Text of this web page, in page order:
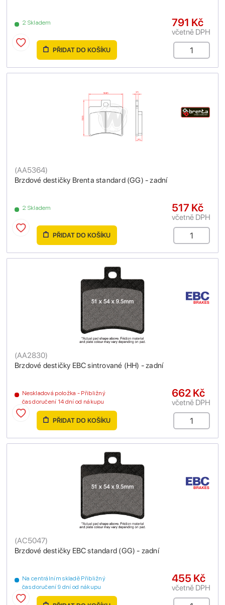
2 Skladem 791 Kč
včetně DPH
PŘIDAT DO KOŠÍKU
Brzdové destičky Brenta standard (GG) - zadní
(AA5364)
2 Skladem 517 Kč
včetně DPH
PŘIDAT DO KOŠÍKU
Brzdové destičky EBC sintrované (HH) - zadní
(AA2830)
Neskladová položka - Přibližný
čas doručení 14 dní od nákupu
662 Kč
včetně DPH
PŘIDAT DO KOŠÍKU
Brzdové destičky EBC standard (GG) - zadní
(AC5047)
Na centrálním skladě Přibližný
čas doručení 9 dní od nákupu
455 Kč
včetně DPH